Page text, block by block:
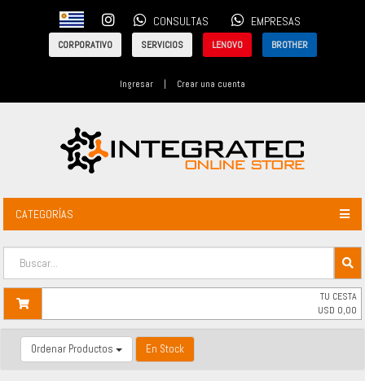
CONSULTAS EMPRESAS
CORPORATIVO SERVICIOS LENOVO BROTHER
Ingresar | Crear una cuenta
CATEGORÍAS
TU CESTA
USD 0,00
Ordenar Productos En Stock